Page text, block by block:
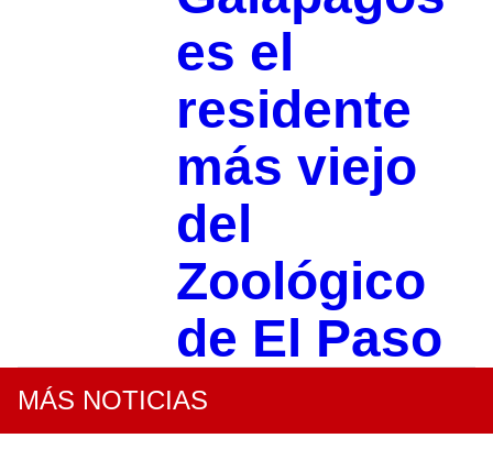
es el
residente
más viejo
del
Zoológico
de El Paso
MÁS NOTICIAS